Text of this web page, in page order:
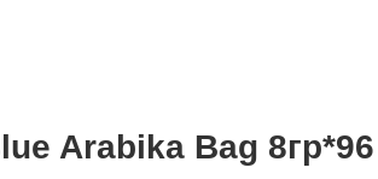
Arabika Bag